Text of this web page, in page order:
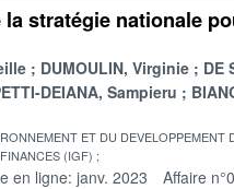
stratégie nationale
DUMOULIN, Virginie
DE
DEIANA, Sampieru
ET DU DEVELOPPEMENT
(IGF)
en ligne: janv. 2023 Affaire